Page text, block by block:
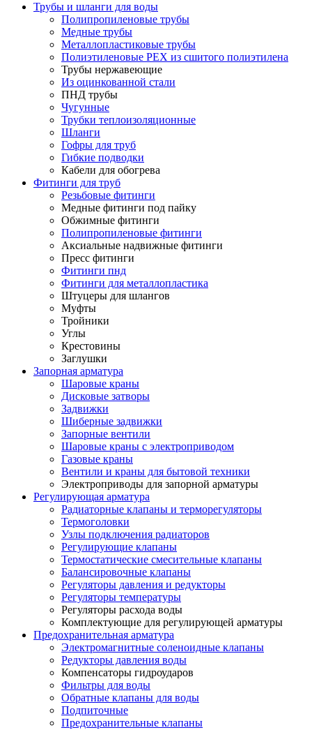
Трубы и шланги для воды
Полипропиленовые трубы
Медные трубы
Металлопластиковые трубы
Полиэтиленовые PEX из сшитого полиэтилена
Трубы нержавеющие
Из оцинкованной стали
ПНД трубы
Чугунные
Трубки теплоизоляционные
Шланги
Гофры для труб
Гибкие подводки
Кабели для обогрева
Фитинги для труб
Резьбовые фитинги
Медные фитинги под пайку
Обжимные фитинги
Полипропиленовые фитинги
Аксиальные надвижные фитинги
Пресс фитинги
Фитинги пнд
Фитинги для металлопластика
Штуцеры для шлангов
Муфты
Тройники
Углы
Крестовины
Заглушки
Запорная арматура
Шаровые краны
Дисковые затворы
Задвижки
Шиберные задвижки
Запорные вентили
Шаровые краны с электроприводом
Газовые краны
Вентили и краны для бытовой техники
Электроприводы для запорной арматуры
Регулирующая арматура
Радиаторные клапаны и терморегуляторы
Термоголовки
Узлы подключения радиаторов
Регулирующие клапаны
Термостатические смесительные клапаны
Балансировочные клапаны
Регуляторы давления и редукторы
Регуляторы температуры
Регуляторы расхода воды
Комплектующие для регулирующей арматуры
Предохранительная арматура
Электромагнитные соленоидные клапаны
Редукторы давления воды
Компенсаторы гидроударов
Фильтры для воды
Обратные клапаны для воды
Подпиточные
Предохранительные клапаны